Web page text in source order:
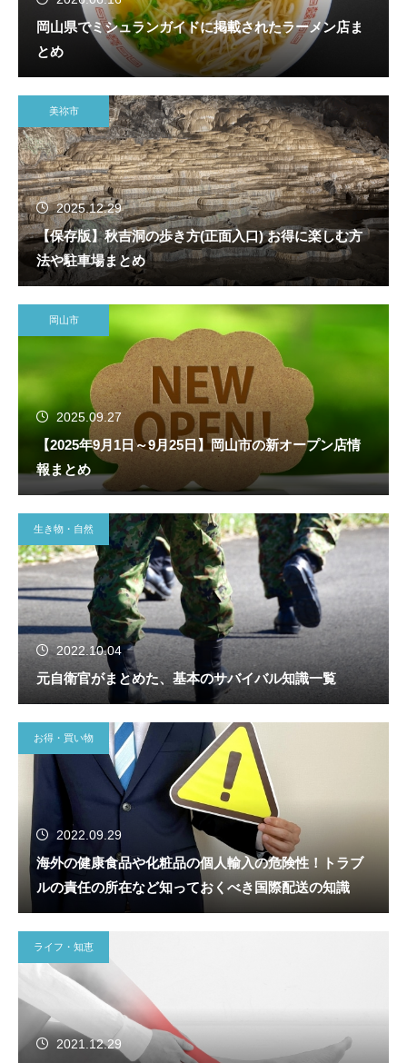
岡山県でミシュランガイドに掲載されたラーメン店ま
とめ
美祢市
2025.12.29
【保存版】秋吉洞の歩き方(正面入口) お得に楽しむ方
法や駐車場まとめ
岡山市
2025.09.27
【2025年9月1日～9月25日】岡山市の新オープン店情
報まとめ
生き物・自然
2022.10.04
元自衛官がまとめた、基本のサバイバル知識一覧
お得・買い物
2022.09.29
海外の健康食品や化粧品の個人輸入の危険性！トラブ
ルの責任の所在など知っておくべき国際配送の知識
ライフ・知恵
2021.12.29